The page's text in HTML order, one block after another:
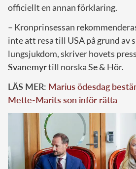
officiellt en annan förklaring.
– Kronprinsessan
inte att resa till USA på grund av
lungsjukdom, skriver hovets
Svanemyrtill norska Se & Hör.
LÄS MER: Marius ödesdag
Mette-Marits son inför rätta